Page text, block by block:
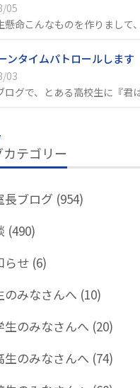
05
懸命こんなものを作りまして
ンタイムパトロールしま
03
ログで、とある高校生に『君
テゴリー
長ブログ (954)
(490)
らせ (6)
のみなさんへ (10)
生のみなさんへ (20)
生のみなさんへ (74)